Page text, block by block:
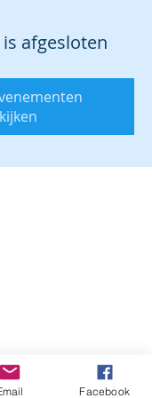
afgesloten
Facebook